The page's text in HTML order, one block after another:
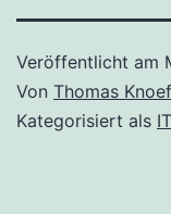
Veröffentlicht am
Von Thomas
Kategorisiert als IT